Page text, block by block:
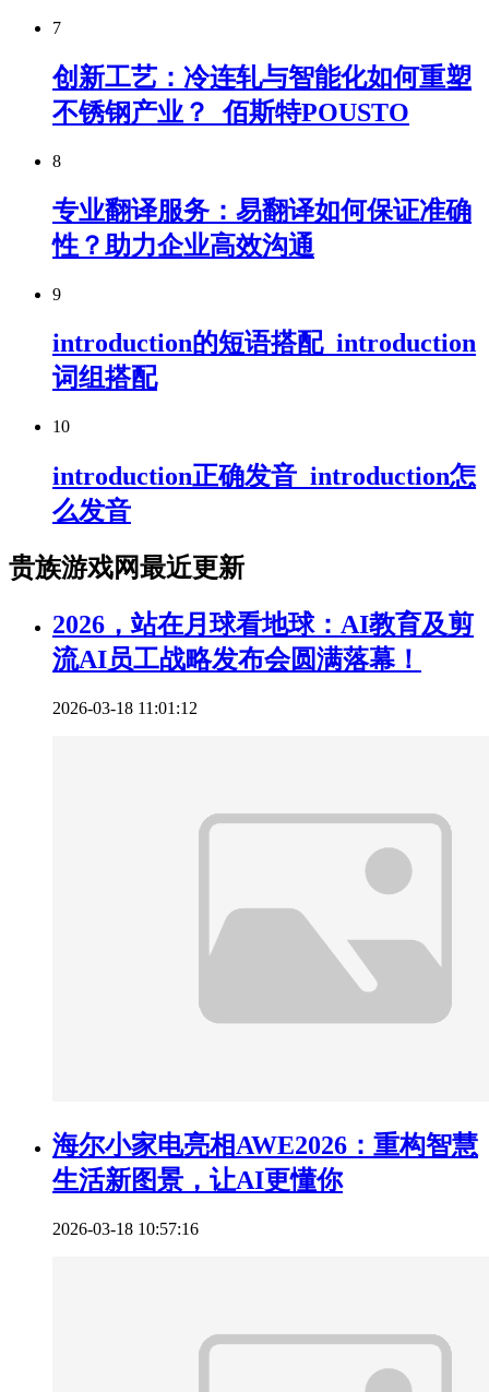
7
创新工艺：冷连轧与智能化如何重塑
不锈钢产业？_佰斯特POUSTO
8
专业翻译服务：易翻译如何保证准确
性？助力企业高效沟通
9
introduction的短语搭配_introduction
词组搭配
10
introduction正确发音_introduction怎
么发音
贵族游戏网最近更新
2026，站在月球看地球：AI教育及剪
流AI员工战略发布会圆满落幕！
2026-03-18 11:01:12
海尔小家电亮相AWE2026：重构智慧
生活新图景，让AI更懂你
2026-03-18 10:57:16